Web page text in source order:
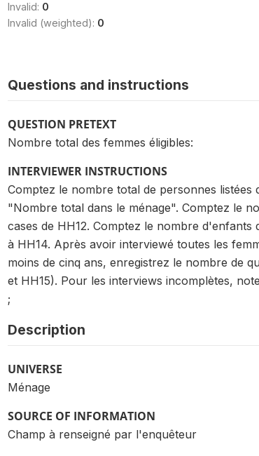
Invalid: 0
Invalid (weighted): 0
Questions and instructions
QUESTION PRETEXT
Nombre total des femmes éligibles:
INTERVIEWER INSTRUCTIONS
Comptez le nombre total de personnes listées
"Nombre total dans le ménage". Comptez le
cases de HH12. Comptez le nombre
à HH14. Après avoir interviewé toutes les
moins de cinq ans, enregistrez le nombre de
et HH15). Pour les interviews incomplètes,
;
Description
UNIVERSE
Ménage
SOURCE OF INFORMATION
Champ à renseigné par l'enquêteur